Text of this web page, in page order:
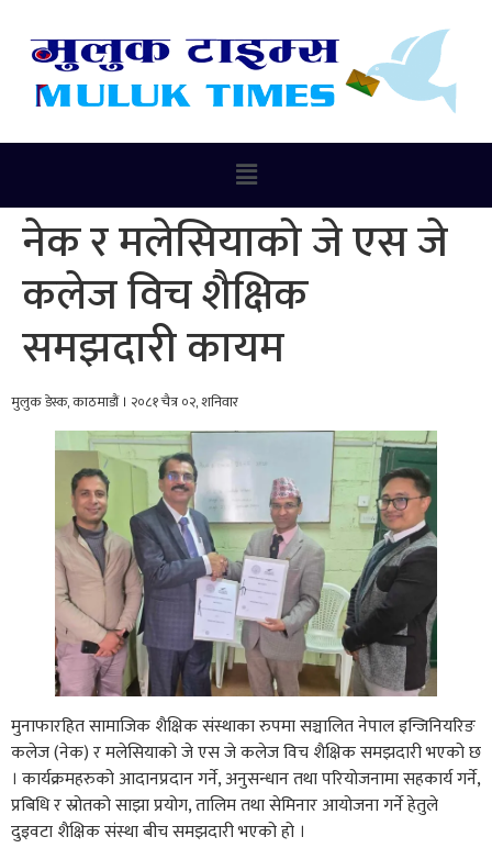
नेक र मलेसियाको जे एस जे
कलेज विच शैक्षिक
समझदारी कायम
मुलुक डेस्क, काठमाडौं । २०८१ चैत्र ०२, शनिवार
मुनाफारहित सामाजिक शैक्षिक संस्थाका रुपमा सञ्चालित नेपाल इन्जिनियरिङ
कलेज (नेक) र मलेसियाको जे एस जे कलेज विच शैक्षिक समझदारी भएको छ
। कार्यक्रमहरुको आदानप्रदान गर्ने, अनुसन्धान तथा परियोजनामा सहकार्य गर्ने,
प्रबिधि र स्रोतको साझा प्रयोग, तालिम तथा सेमिनार आयोजना गर्ने हेतुले
दुइवटा शैक्षिक संस्था बीच समझदारी भएको हो ।